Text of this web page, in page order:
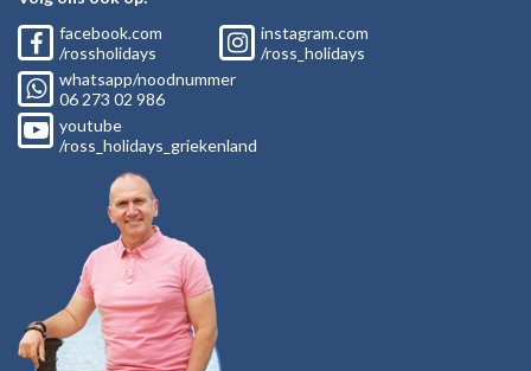
facebook.com
/rossholidays
instagram.com
/ross_holidays
whatsapp/noodnummer
06 273 02 986
youtube
/ross_holidays_griekenland